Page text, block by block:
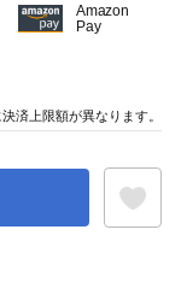
Amazon
Pay
済上限額が異なります。